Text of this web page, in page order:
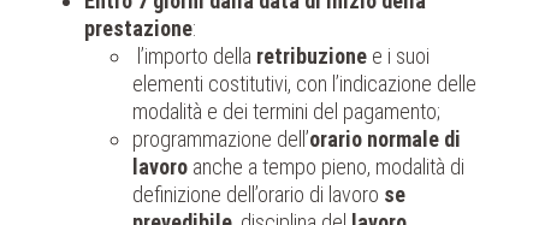
prestazione:
l’importo della retribuzione e i suoi
elementi costitutivi, con l’indicazione delle
modalità e dei termini del pagamento;
programmazione dell’orario normale di
lavoro anche a tempo pieno, modalità di
definizione dell’orario di lavoro se